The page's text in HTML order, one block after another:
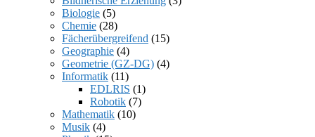
Biologie (5)
Chemie (28)
Fächerübergreifend (15)
Geographie (4)
Geometrie (GZ-DG) (4)
Informatik (11)
EDLRIS (1)
Robotik (7)
Mathematik (10)
Musik (4)